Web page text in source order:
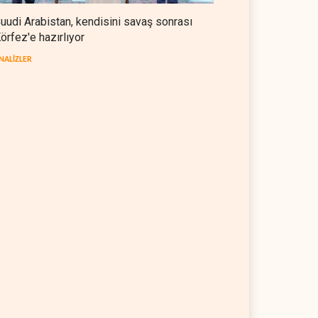
Arabistan, kendisini savaş sonrası
hazırlıyor